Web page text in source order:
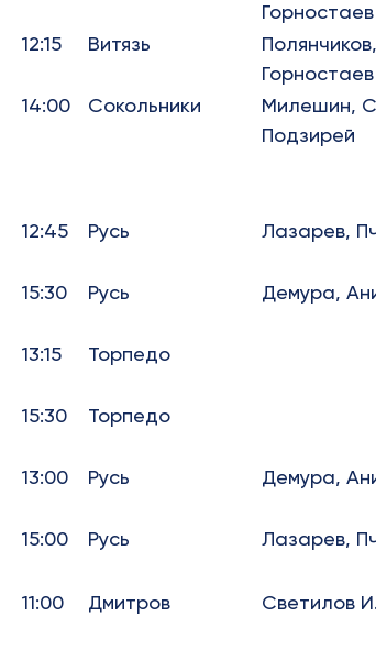
Горностаев
12:15 Витязь
Горностаев
14:00 Сокольники
Милешин,
Подзирей
12:45 Русь Лазарев,
15:30 Русь Демура,
13:15 Торпедо
15:30 Торпедо
13:00 Русь Демура,
15:00 Русь
Лазарев,
11:00 Дмитров Светилов